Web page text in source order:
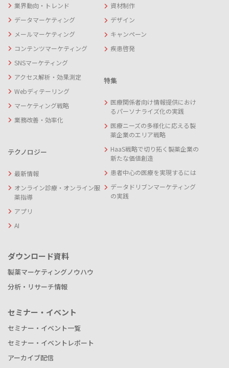
業界動向・トレンド
データマーケティング
メールマーケティング
コンテンツマーケティング
SNSマーケティング
アクセス解析・効果測定
Webディテーリング
マーケティング戦略
業務改善・効率化
テクノロジー
最新情報
オンライン診療・オンライン服
薬指導
アプリ
AI
資材制作
デザイン
キャンペーン
疾患啓発
特集
医療関係者向け情報提供におけ
るパーソナライズ化の実践
医療ニーズの多様化に応える製
薬企業のエリア戦略
HaaS戦略で切り拓く製薬企業の
新たな価値創造
患者中心の医療を実現するには
データドリブンマーケティング
の実践
ダウンロード資料
製薬マーケティングノウハウ
分析・リサーチ情報
セミナー・イベント
セミナー・イベント一覧
セミナー・イベントレポート
アーカイブ配信